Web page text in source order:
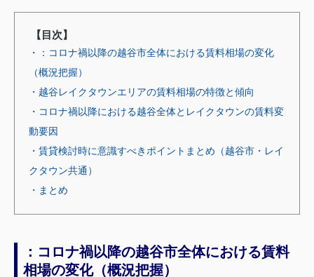
【目次】
・：コロナ禍以降の越谷市全体における賃料相場の変化
（概況把握）
・越谷レイクタウンエリアの賃料相場の特徴と傾向
・コロナ禍以降における越谷全体とレイクタウンの賃料変
動要因
・賃貸検討時に意識すべきポイントまとめ（越谷市・レイ
クタウン共通）
・まとめ
：コロナ禍以降の越谷市全体における賃料
相場の変化（概況把握）